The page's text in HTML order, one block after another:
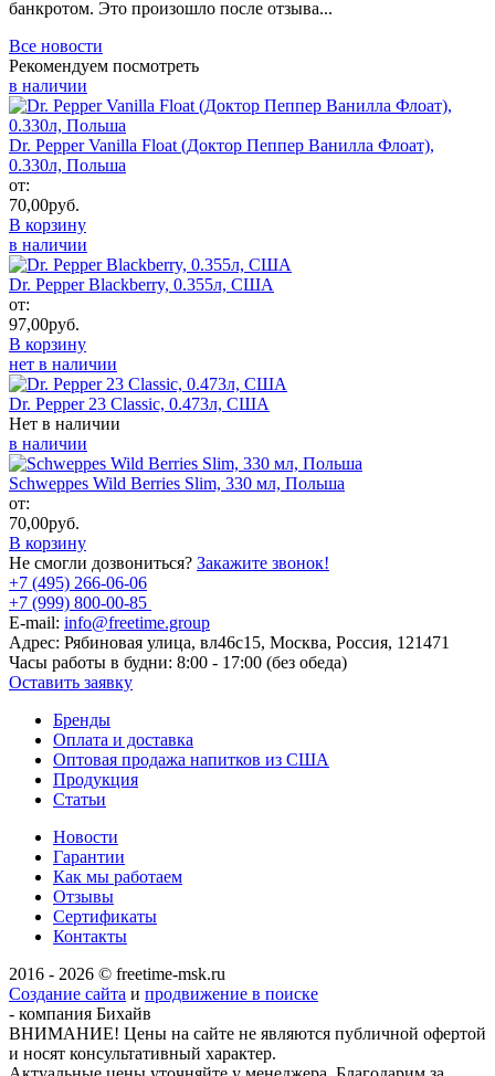
банкротом. Это произошло после отзыва...
Все новости
Рекомендуем посмотреть
в наличии
Dr. Pepper Vanilla Float (Доктор Пеппер Ванилла Флоат),
0.330л, Польша
от:
70,00руб.
В корзину
в наличии
Dr. Pepper Blackberry, 0.355л, США
от:
97,00руб.
В корзину
нет в наличии
Dr. Pepper 23 Classic, 0.473л, США
Нет в наличии
в наличии
Schweppes Wild Berries Slim, 330 мл, Польша
от:
70,00руб.
В корзину
Не смогли дозвониться? Закажите звонок!
+7 (495) 266-06-06
+7 (999) 800-00-85
E-mail: info@freetime.group
Адрес: Рябиновая улица, вл46с15, Москва, Россия, 121471
Часы работы в будни: 8:00 - 17:00 (без обеда)
Оставить заявку
Бренды
Оплата и доставка
Оптовая продажа напитков из США
Продукция
Статьи
Новости
Гарантии
Как мы работаем
Отзывы
Сертификаты
Контакты
2016 - 2026 © freetime-msk.ru
Создание сайта и продвижение в поиске
- компания Бихайв
ВНИМАНИЕ! Цены на сайте не являются публичной офертой
и носят консультативный характер.